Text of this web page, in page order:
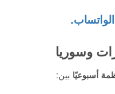
وسوريا
أسبوعيًا بين: